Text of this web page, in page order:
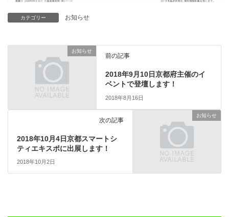
カテゴリー お知らせ
お知らせ
前の記事
2018年9月10日京都府主催のイ
ベントで登壇します！
2018年8月16日
お知らせ
次の記事
2018年10月4日京都スマートシ
ティエキスポに出展します！
2018年10月2日